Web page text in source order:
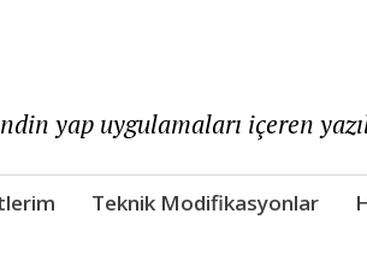
yap uygulamaları içeren
Teknik Modifikasyonlar